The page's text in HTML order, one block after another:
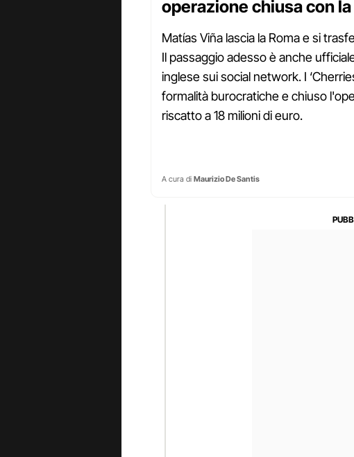
operazione chiusa con
Matías Viña lascia la Roma e si
Il passaggio adesso è anche
inglese sui social network. I
formalità burocratiche e chiuso
riscatto a 18 milioni di euro.
A cura di Maurizio De Santis